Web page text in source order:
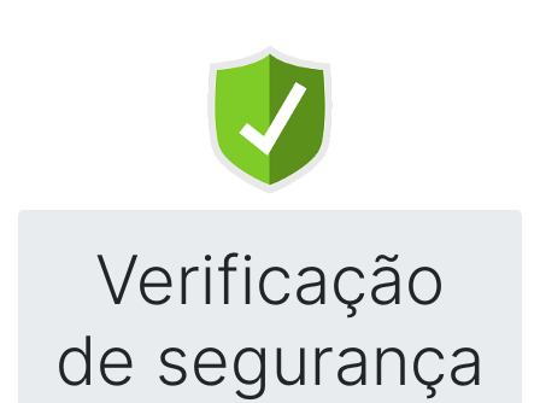
Verificação
de segurança